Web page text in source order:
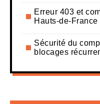
Erreur 403 et
Hauts-de-France
Sécurité du
blocages